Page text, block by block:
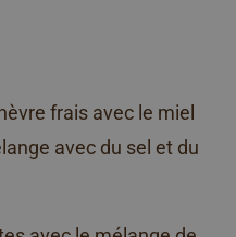
frais avec le miel
avec du sel et du